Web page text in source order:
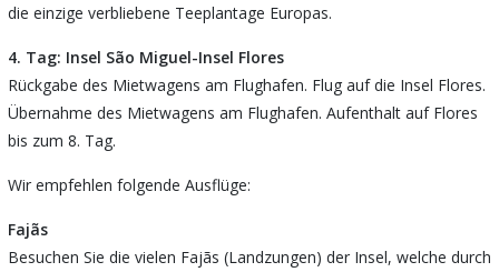
die einzige verbliebene Teeplantage Europas.
4. Tag: Insel São Miguel-Insel Flores
Rückgabe des Mietwagens am Flughafen. Flug auf die Insel Flores.
Übernahme des Mietwagens am Flughafen. Aufenthalt auf Flores
bis zum 8. Tag.
Wir empfehlen folgende Ausflüge:
Fajãs
Besuchen Sie die vielen Fajãs (Landzungen) der Insel, welche durch